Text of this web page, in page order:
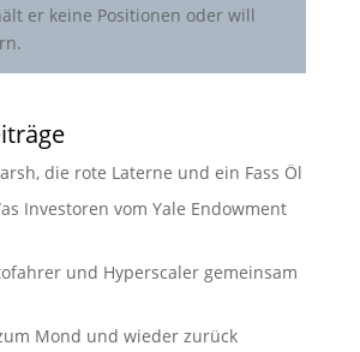
er keine Positionen oder will
die rote Laterne und ein Fass Öl
Investoren vom Yale Endowment
und Hyperscaler gemeinsam
Mond und wieder zurück